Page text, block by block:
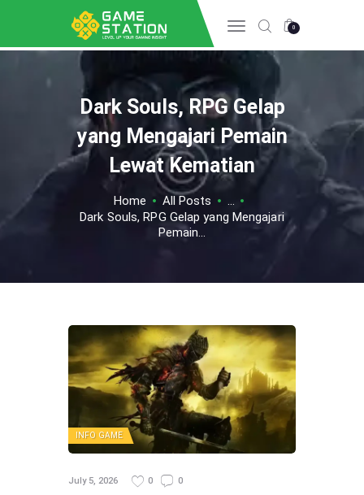
0
Dark Souls, RPG Gelap
yang Mengajari Pemain
Lewat Kematian
Home All Posts
...
Dark Souls, RPG Gelap yang Mengajari
Pemain...
HOME
INFO GAME
ESPORTS
TIPS & TRICK
REVIEW GAME
TECH
INFO GAME
July 5, 2026 0 0